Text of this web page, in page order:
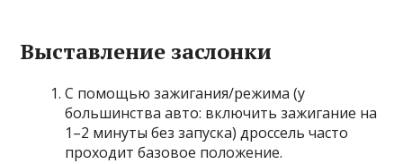
Выставление заслонки
С помощью зажигания/режима (у
большинства авто: включить зажигание на
1–2 минуты без запуска) дроссель часто
проходит базовое положение.